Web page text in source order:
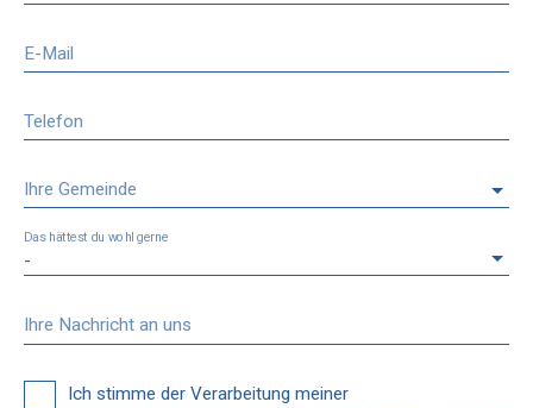
E-Mail
Telefon
Ihre Gemeinde
-
Das hättest du wohl gerne
Ihre Nachricht an uns
Ich stimme der Verarbeitung meiner